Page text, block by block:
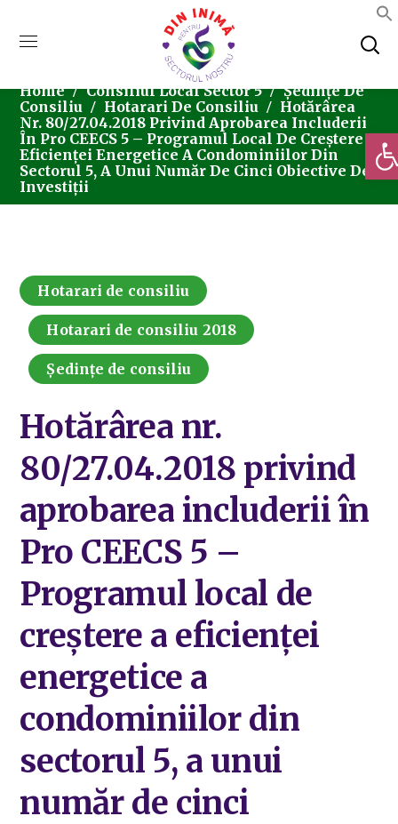
Home Consiliul Local Sector 5
Ședințe De
Consiliu
Hotarari De Consiliu
Hotărârea
Nr. 80/27.04.2018 Privind Aprobarea Includerii
În Pro CEECS 5 – Programul Local De Creștere A
Eficienței Energetice A Condominiilor Din
Sectorul 5, A Unui Număr De Cinci Obiective De
Investiții
Hotarari de consiliu
Hotarari de consiliu 2018
Ședințe de consiliu
Hotărârea nr.
80/27.04.2018 privind
aprobarea includerii în
Pro CEECS 5 –
Programul local de
creștere a eficienței
energetice a
condominiilor din
sectorul 5, a unui
număr de cinci